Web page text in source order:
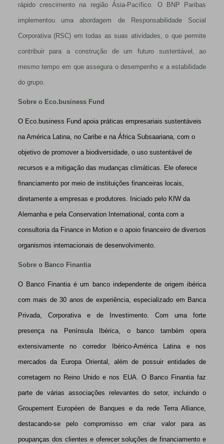
rápido crescimento na região Ásia-Pacífico. O BNP Paribas
implementou uma abordagem de Responsabilidade Social
Corporativa (RSC) em todas as suas atividades, o que permite
contribuir para a construção de um futuro sustentável, ao
mesmo tempo em que assegura o desempenho e a estabilidade
do grupo.
Sobre o Eco.business Fund
O Eco.business Fund apoia práticas empresariais sustentáveis
na América Latina, no Caribe e na África Subsaariana, com o
objetivo de promover a biodiversidade, o uso sustentável de
recursos e a mitigação das mudanças climáticas. Ele oferece
financiamento por meio de instituições financeiras locais,
diretamente a empresas e produtores. Iniciado pelo KfW da
Alemanha e pela Conservation International, conta com a
consultoria da Finance in Motion e o apoio financeiro de diversos
organismos internacionais de desenvolvimento.
Sobre o Banco Finantia
O Banco Finantia é um banco independente de origem ibérica
com mais de 30 anos de experiência, especializado em Banca
Privada, Corporativa e de Investimento. Com uma forte
presença na Península Ibérica, o banco também opera
extensivamente no corredor Ibérico-América Latina e nos
mercados da Europa Oriental, além de possuir entidades de
corretagem no Reino Unido e nos EUA. O Banco Finantia faz
parte de várias associações relevantes do setor, incluindo o
Groupement Européen de Banques e da rede Terra Alliance,
destacando-se pelo compromisso em criar valor para as
poupanças dos clientes e oferecer soluções de financiamento e